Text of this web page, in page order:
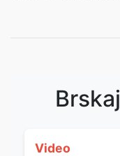
Video